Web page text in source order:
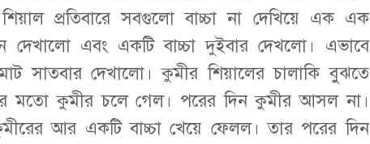
প্রতিবারে সবগুলো বাচ্চা না দেখিয়ে এক এক
দেখালো এবং একটি বাচ্চা দুইবার দেখলো। এভাবে
সাতবার দেখালো। কুমীর শিয়ালের চালাকি বুঝতে
মতো কুমীর চলে গেল। পরের দিন কুমীর আসল না।
আর একটি বাচ্চা খেয়ে ফেলল। তার পরের দিন